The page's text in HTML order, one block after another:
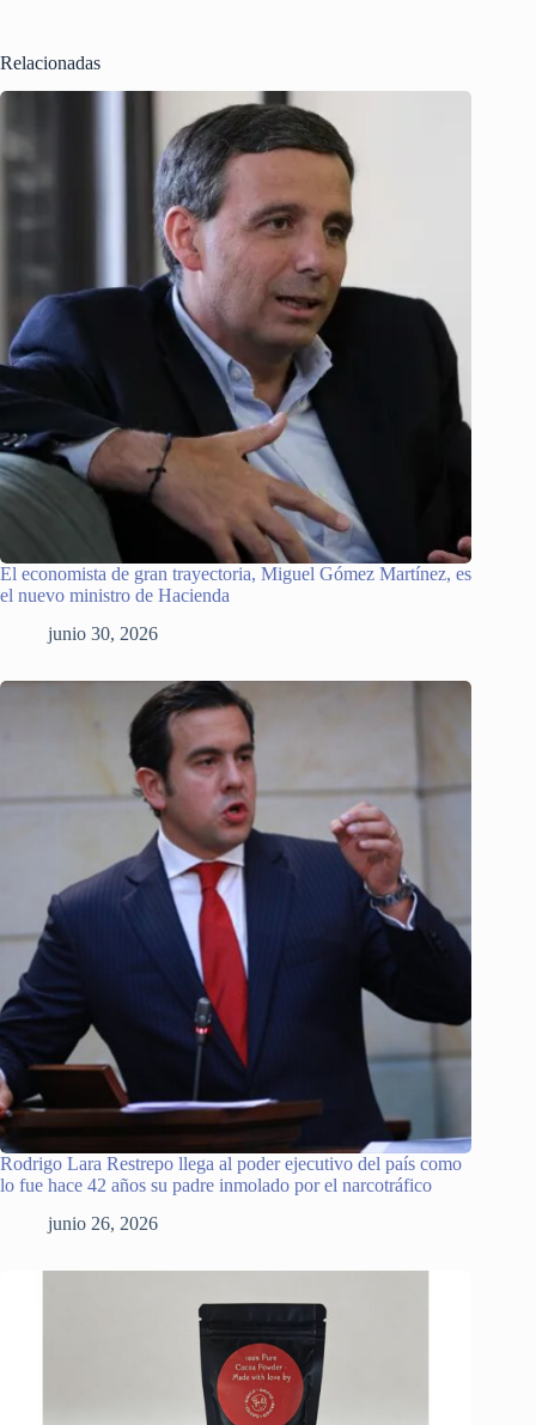
Relacionadas
El economista de gran trayectoria, Miguel Gómez Martínez, es
el nuevo ministro de Hacienda
junio 30, 2026
Rodrigo Lara Restrepo llega al poder ejecutivo del país como
lo fue hace 42 años su padre inmolado por el narcotráfico
junio 26, 2026